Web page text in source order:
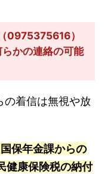
0975375616）
かの連絡の可能
の着信は無視や放
保年金課からの
健康保険税の納付